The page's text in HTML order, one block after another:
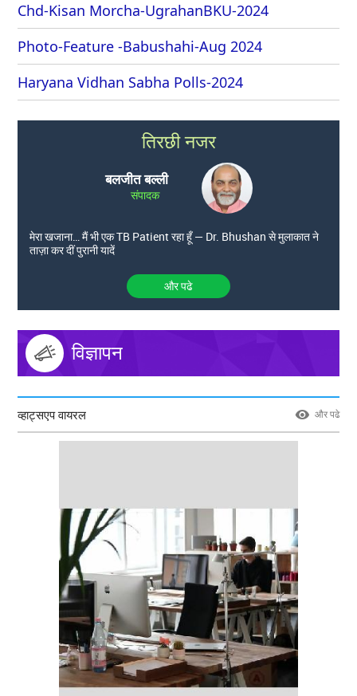
Chd-Kisan Morcha-UgrahanBKU-2024
Photo-Feature -Babushahi-Aug 2024
Haryana Vidhan Sabha Polls-2024
तिरछी नजर
बलजीत बल्ली
संपादक
मेरा खजाना… मैं भी एक TB Patient रहा हूँ — Dr. Bhushan से मुलाकात ने
ताज़ा कर दीं पुरानी यादें
और पढे
विज्ञापन
व्हाट्सएप वायरल और पढे